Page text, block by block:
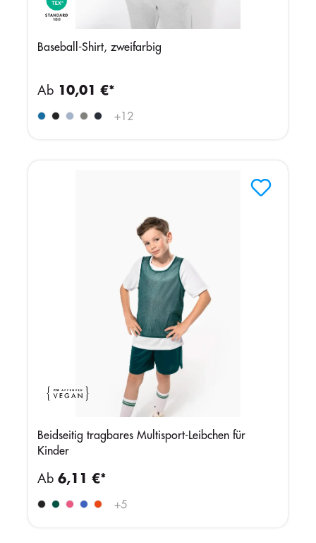
Baseball-Shirt, zweifarbig
+12
Ab 10,01 €*
Beidseitig tragbares Multisport-Leibchen für
Kinder
+5
Ab 6,11 €*